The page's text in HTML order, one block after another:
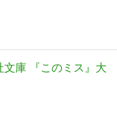
文庫 『このミス』大